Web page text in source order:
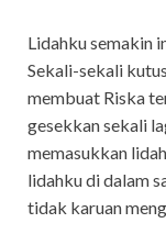
Lidahku semakin
Sekali-sekali
membuat Riska
gesekkan sekali
memasukkan
lidahku di dalam
tidak karuan